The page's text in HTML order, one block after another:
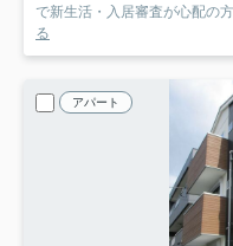
で新生活・入居審査が心配の
る
アパート